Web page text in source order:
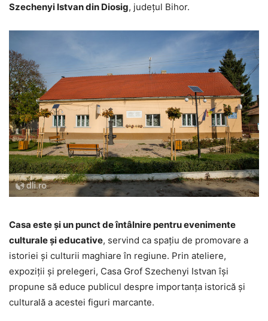
Szechenyi Istvan din Diosig, județul Bihor.
Casa este și un punct de întâlnire pentru evenimente
culturale și educative, servind ca spațiu de promovare a
istoriei și culturii maghiare în regiune. Prin ateliere,
expoziții și prelegeri, Casa Grof Szechenyi Istvan își
propune să educe publicul despre importanța istorică și
culturală a acestei figuri marcante.